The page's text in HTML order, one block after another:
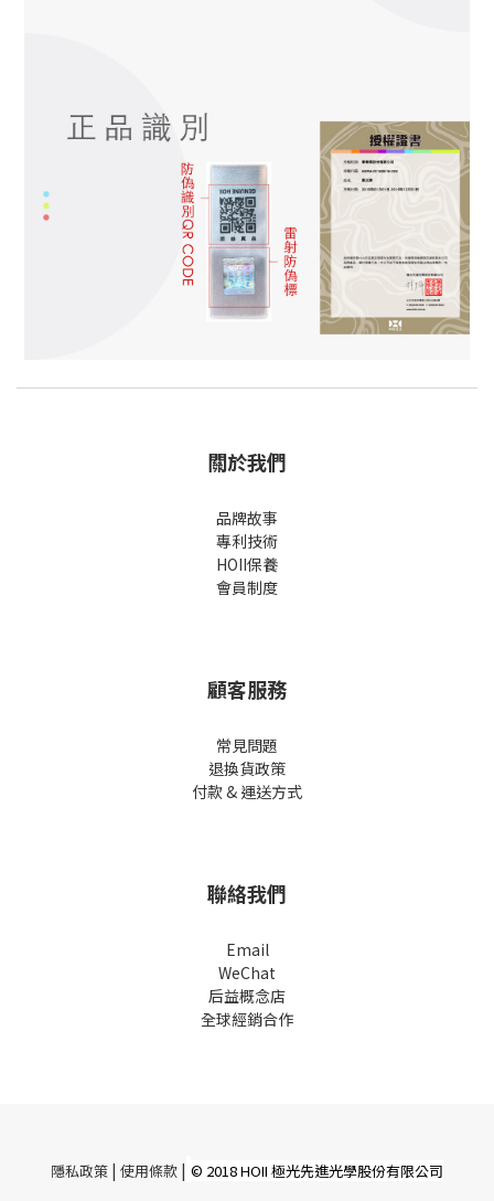
關於我們
品牌故事
專利技術
HOII保養
會員制度
顧客服務
常見問題
退換貨政策
付款 & 運送方式
聯絡我們
Email
WeChat
后益概念店
全球經銷合作
隱私政策 | 使用條款 | © 2018 HOII 極光先進光學股份有限公司